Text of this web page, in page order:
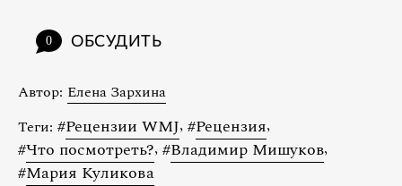
0 ОБСУДИТЬ
Автор: Елена Зархина
Теги: #Рецензии WMJ, #Рецензия,
#Что посмотреть?, #Владимир Мишуков,
#Мария Куликова